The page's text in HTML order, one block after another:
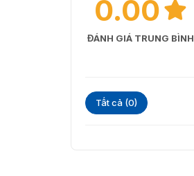
0.00
ĐÁNH GIÁ TRUNG BÌNH
Tất cả (0)